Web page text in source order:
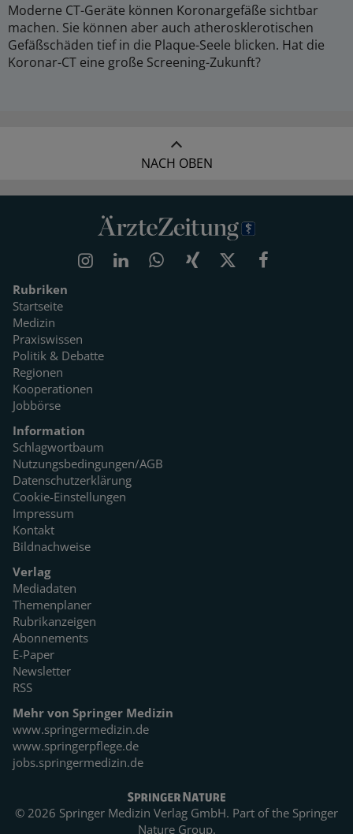
Moderne CT-Geräte können Koronargefäße sichtbar
machen. Sie können aber auch atherosklerotischen
Gefäßschäden tief in die Plaque-Seele blicken. Hat die
Koronar-CT eine große Screening-Zukunft?
NACH OBEN
Rubriken
Startseite
Medizin
Praxiswissen
Politik & Debatte
Regionen
Kooperationen
Jobbörse
Information
Schlagwortbaum
Nutzungsbedingungen/AGB
Datenschutzerklärung
Cookie-Einstellungen
Impressum
Kontakt
Bildnachweise
Verlag
Mediadaten
Themenplaner
Rubrikanzeigen
Abonnements
E-Paper
Newsletter
RSS
Mehr von Springer Medizin
www.springermedizin.de
www.springerpflege.de
jobs.springermedizin.de
© 2026 Springer Medizin Verlag GmbH. Part of the Springer
Nature Group.